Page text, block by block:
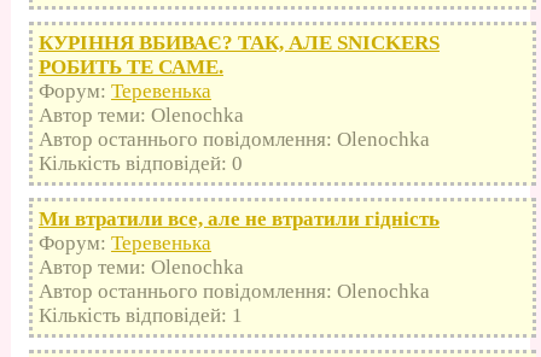
КУРІННЯ ВБИВАЄ? ТАК, АЛЕ SNICKERS
РОБИТЬ ТЕ САМЕ.
Форум: Теревенька
Автор теми: Olenochka
Автор останнього повідомлення: Olenochka
Кількість відповідей: 0
Ми втратили все, але не втратили гідність
Форум: Теревенька
Автор теми: Olenochka
Автор останнього повідомлення: Olenochka
Кількість відповідей: 1